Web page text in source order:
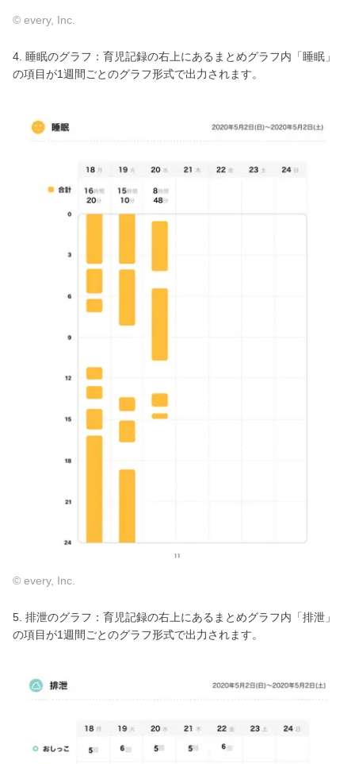
© every, Inc.
4. 睡眠のグラフ：育児記録の右上にあるまとめグラフ内「睡眠」
の項目が1週間ごとのグラフ形式で出力されます。
© every, Inc.
5. 排泄のグラフ：育児記録の右上にあるまとめグラフ内「排泄」
の項目が1週間ごとのグラフ形式で出力されます。